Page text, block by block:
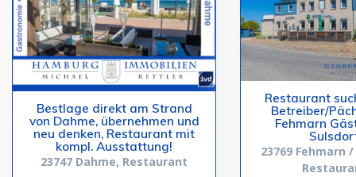
Bestlage direkt am Strand
von Dahme, übernehmen und
neu denken, Restaurant mit
kompl. Ausstattung!
23747 Dahme, Restaurant
Restaurant
Betreiber/
Fehmarn
23769 Fehmarn